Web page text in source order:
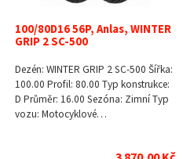
100/80D16 56P, Anlas, WINTER
GRIP 2 SC-500
Dezén: WINTER GRIP 2 SC-500 Šířka:
100.00 Profil: 80.00 Typ konstrukce:
D Průměr: 16.00 Sezóna: Zimní Typ
vozu: Motocyklové…